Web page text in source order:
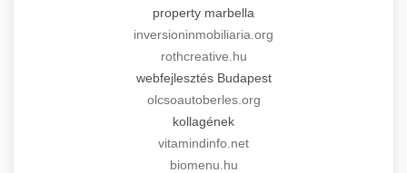
property marbella
inversioninmobiliaria.org
rothcreative.hu
webfejlesztés Budapest
olcsoautoberles.org
kollagének
vitamindinfo.net
biomenu.hu